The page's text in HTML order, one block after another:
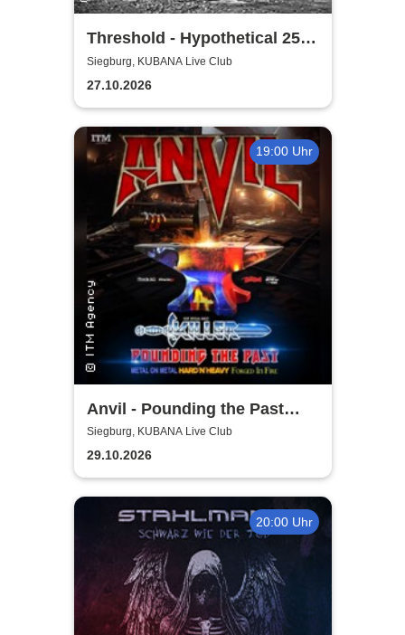
Threshold - Hypothetical 25th
Anniversary Tour
Siegburg, KUBANA Live Club
27.10.2026
19:00 Uhr
Anvil - Pounding the Past
Tour
Siegburg, KUBANA Live Club
29.10.2026
20:00 Uhr